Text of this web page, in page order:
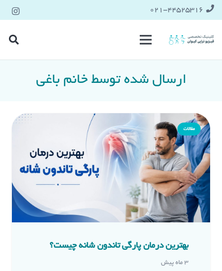
021-۴۴۵۲۵۳۱۶
ارسال شده توسط خانم باغی
مقالات
بهترین درمان پارگی تاندون شانه چیست؟
3 ماه پیش